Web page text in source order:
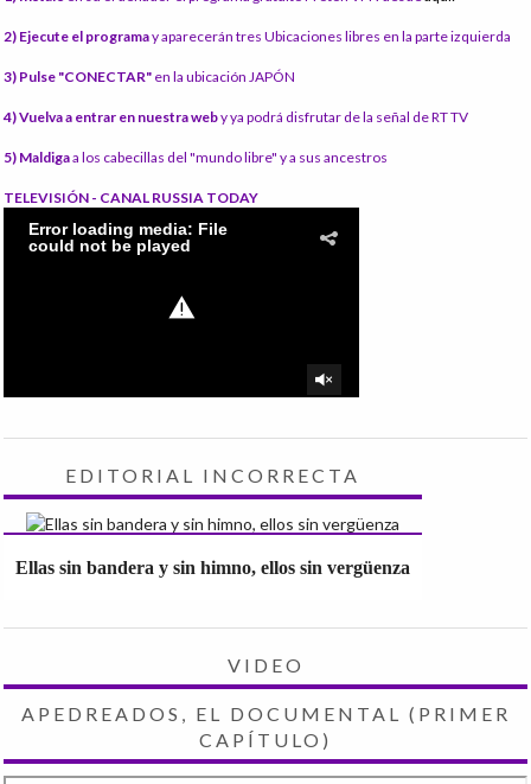
2) Ejecute el programay aparecerán tres Ubicaciones libres en la parte izquierda
3) Pulse "CONECTAR" en la ubicación JAPÓN
4) Vuelva a entrar en nuestra weby ya podrá disfrutar de la señal de RT TV
5) Maldigaa los cabecillas del "mundo libre" y a sus ancestros
TELEVISIÓN - CANAL RUSSIA TODAY
EDITORIAL INCORRECTA
Ellas sin bandera y sin himno, ellos sin vergüenza
VIDEO
APEDREADOS, EL DOCUMENTAL (PRIMER
CAPÍTULO)